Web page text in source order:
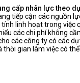
cấp nhân lực theo
tiếp cận các nguồn
linh hoạt trong việc
các chi phí không
các công ty có các
thời gian làm việc có